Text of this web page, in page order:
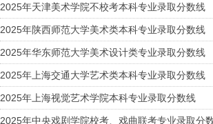
2025年天津美术学院不校考本科专业录取分数线
2025年陕西师范大学美术类本科专业录取分数线
2025年华东师范大学美术设计类专业录取分数线
2025年上海交通大学艺术类本科专业录取分数线
2025年上海视觉艺术学院本科专业录取分数线
2025年中央戏剧学院校考、戏曲联考专业录取分